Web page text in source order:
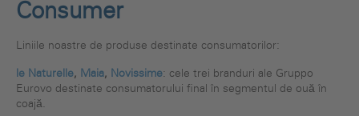
Consumer
Liniile noastre de produse destinate consumatorilor:
le Naturelle, Maia, Novissime: cele trei branduri ale Gruppo
Eurovo destinate consumatorului final în segmentul de ouă în
coajă.